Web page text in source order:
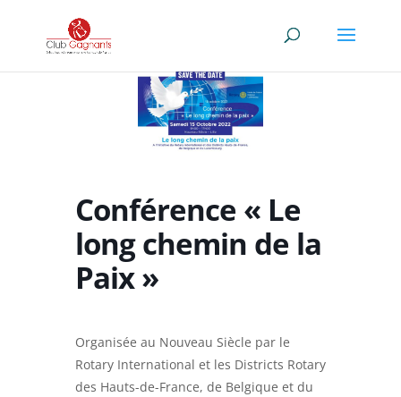
Conférence « Le
long chemin de la
Paix »
Organisée au Nouveau Siècle par le
Rotary International et les Districts Rotary
des Hauts-de-France, de Belgique et du